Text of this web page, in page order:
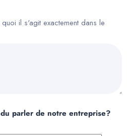
il s'agit exactement dans le
parler de notre entreprise?